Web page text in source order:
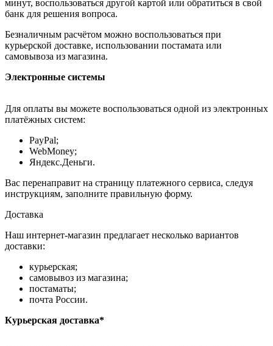
минут, воспользоваться другой картой или обратиться в свой
банк для решения вопроса.
Безналичным расчётом можно воспользоваться при
курьерской доставке, использовании постамата или
самовывоза из магазина.
Электронные системы
Для оплаты вы можете воспользоваться одной из электронных
платёжных систем:
PayPal;
WebMoney;
Яндекс.Деньги.
Вас перенаправит на страницу платежного сервиса, следуя
инструкциям, заполните правильную форму.
Доставка
Наш интернет-магазин предлагает несколько вариантов
доставки:
курьерская;
самовывоз из магазина;
постаматы;
почта России.
Курьерская доставка*